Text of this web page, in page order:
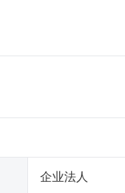
企业法人